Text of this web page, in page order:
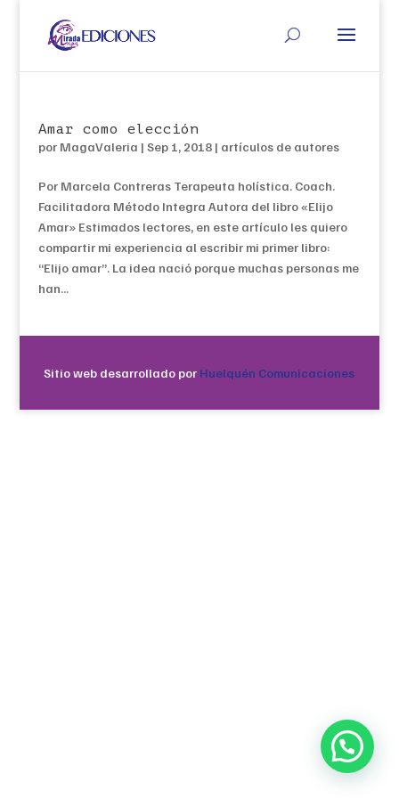
Amar como elección
por MagaValeria | Sep 1, 2018| artículos de autores
Por Marcela Contreras Terapeuta holística. Coach.
Facilitadora Método Integra Autora del libro «Elijo
Amar» Estimados lectores, en este artículo les quiero
compartir mi experiencia al escribir mi primer libro:
“Elijo amar”. La idea nació porque muchas personas me
han...
Sitio web desarrollado por Huelquén Comunicaciones